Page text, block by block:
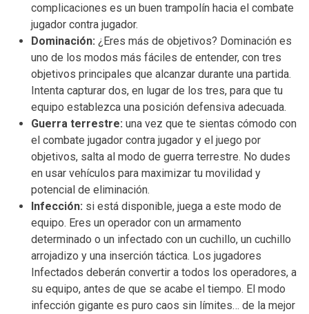
complicaciones es un buen trampolín hacia el combate
jugador contra jugador.
Dominación: ¿Eres más de objetivos? Dominación es
uno de los modos más fáciles de entender, con tres
objetivos principales que alcanzar durante una partida.
Intenta capturar dos, en lugar de los tres, para que tu
equipo establezca una posición defensiva adecuada.
Guerra terrestre: una vez que te sientas cómodo con
el combate jugador contra jugador y el juego por
objetivos, salta al modo de guerra terrestre. No dudes
en usar vehículos para maximizar tu movilidad y
potencial de eliminación.
Infección: si está disponible, juega a este modo de
equipo. Eres un operador con un armamento
determinado o un infectado con un cuchillo, un cuchillo
arrojadizo y una inserción táctica. Los jugadores
Infectados deberán convertir a todos los operadores, a
su equipo, antes de que se acabe el tiempo. El modo
infección gigante es puro caos sin límites… de la mejor